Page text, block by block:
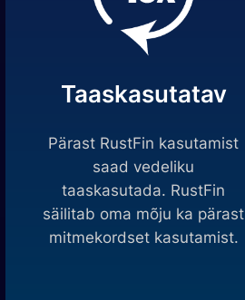
Taaskasutatav
Pärast RustFin kasutamist
saad vedeliku
taaskasutada. RustFin
säilitab oma mõju ka pärast
mitmekordset kasutamist.